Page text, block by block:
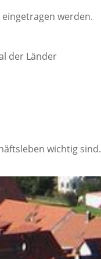
werden.
der Länder
wichtig sind.